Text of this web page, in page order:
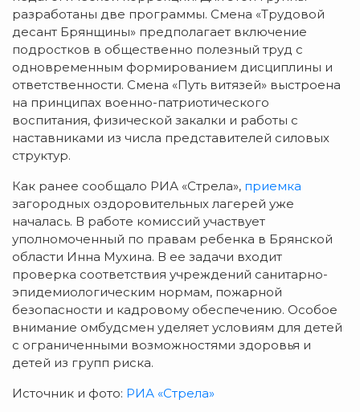
разработаны две программы. Смена «Трудовой
десант Брянщины» предполагает включение
подростков в общественно полезный труд с
одновременным формированием дисциплины и
ответственности. Смена «Путь витязей» выстроена
на принципах военно-патриотического
воспитания, физической закалки и работы с
наставниками из числа представителей силовых
структур.
Как ранее сообщало РИА «Стрела», приемка
загородных оздоровительных лагерей уже
началась. В работе комиссий участвует
уполномоченный по правам ребенка в Брянской
области Инна Мухина. В ее задачи входит
проверка соответствия учреждений санитарно-
эпидемиологическим нормам, пожарной
безопасности и кадровому обеспечению. Особое
внимание омбудсмен уделяет условиям для детей
с ограниченными возможностями здоровья и
детей из групп риска.
Источник и фото: РИА «Стрела»